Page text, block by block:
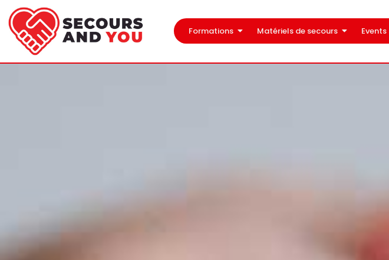
Formations Matériels de secours Events